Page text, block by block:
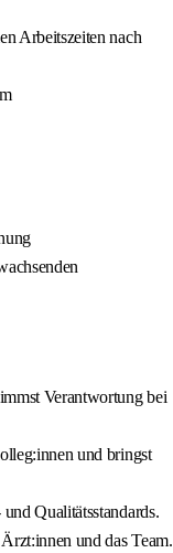
Arbeitszeiten nach
Verantwortung bei
und bringst
Qualitätsstandards.
und das Team.